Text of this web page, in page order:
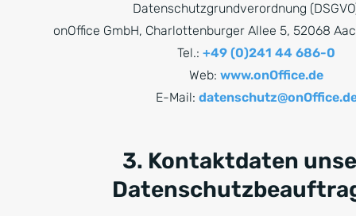
Datenschutzgrundverordnung
onOffice GmbH, Charlottenburger Allee 5, 52068
Tel.: +49 (0)241 44 686-0
Web: www.onOffice.de
E-Mail:
3. Kontaktdaten